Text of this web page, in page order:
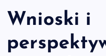
Wnioski i